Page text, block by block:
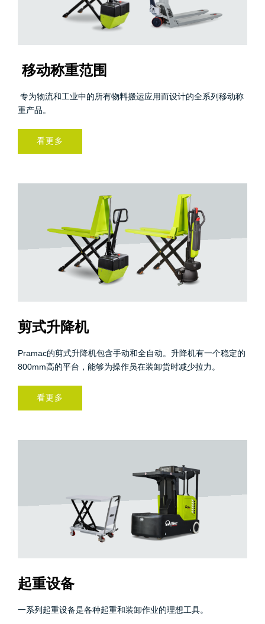
移动称重范围
专为物流和工业中的所有物料搬运应用而设计的全系列移动称
重产品。
看更多
剪式升降机
Pramac的剪式升降机包含手动和全自动。升降机有一个稳定的
800mm高的平台，能够为操作员在装卸货时减少拉力。
看更多
起重设备
一系列起重设备是各种起重和装卸作业的理想工具。